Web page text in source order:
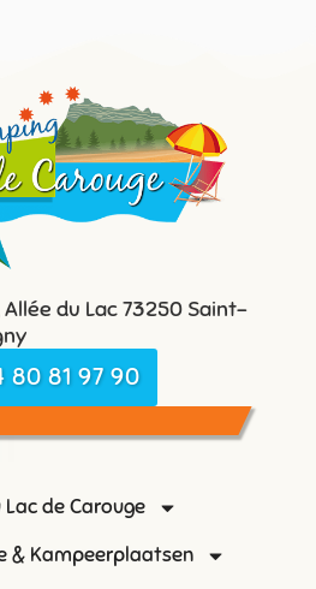
Allée du Lac 73250 Saint-
80 81 97 90
de Carouge
& Kampeerplaatsen